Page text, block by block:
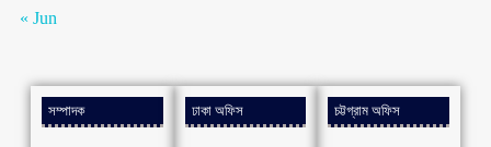
« Jun
সম্পাদক ঢাকা অফিস চট্টগ্রাম অফিস